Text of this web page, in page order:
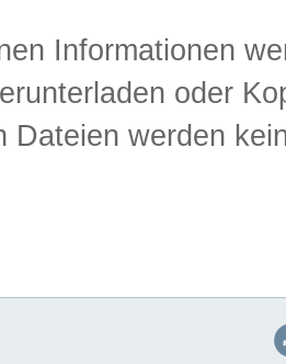
Informationen
oder
Dateien werden